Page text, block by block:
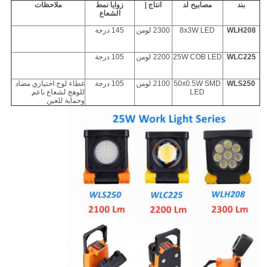
بند مصابيح لد انتاج |
زوايا نمط
الشعاع
ملاحظات
WLH208
8x3W LED 2300 لومن 145 درجة
WLC225
25W COB LED 2200 لومن 105 درجة
WLS250
50x0.5W SMD
LED
2100 لومن 105 درجة
غطاء لوح اختياري مضاد
للوهج لشعاع ناعم
وحماية للعين